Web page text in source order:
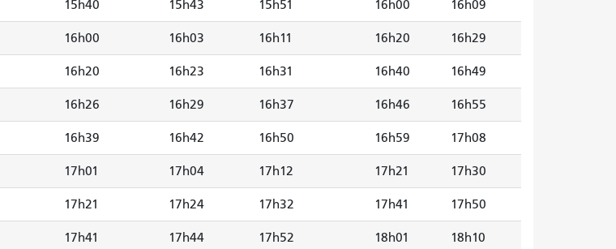
15h40 15h43 15h51 16h00 16h09
16h00 16h03 16h11 16h20 16h29
16h20 16h23 16h31 16h40 16h49
16h26 16h29 16h37 16h46 16h55
16h39 16h42 16h50 16h59 17h08
17h01 17h04 17h12 17h21 17h30
17h21 17h24 17h32 17h41 17h50
17h41 17h44 17h52 18h01 18h10